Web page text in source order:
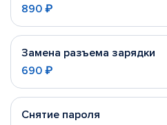
890 ₽
Замена разъема зарядки
690 ₽
Снятие пароля